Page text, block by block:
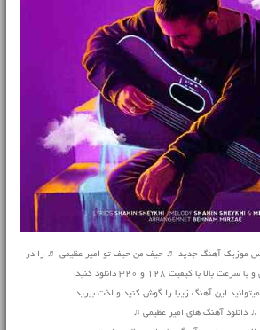
موزیک آهنگ جدید ♬ حیف من حیف تو امیر عظیمی ♬ را در
بالا با کیفیت 128 و 320 دانلود کنید
این آهنگ زیبا را گوش کنید و لذت ببرید
♫ دانلود آهنگ های امیر عظیمی ♫